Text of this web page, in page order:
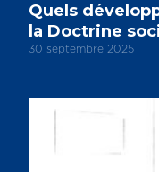
Quels
la Doctrine
30 septembre 2025